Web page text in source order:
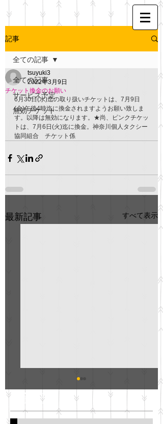
記事
全ての記事
サービス予定
無効チケット
全ての記事
チケット換金のお願い
tsuyuki3
2022年3月9日
6月30日(水)迄の取り扱いチケットは、7月9日
(金)午後4時迄に換金されますようお願い致しま
す。以降は無効になります。★尚、ピンクチケッ
トは、7月6日(火)迄に換金。神奈川個人タクシー
協同組合　チケット係
最新記事 すべて表示
明日(11月6日)午後3時～5
階会議室にてGOの説明会
最新記事